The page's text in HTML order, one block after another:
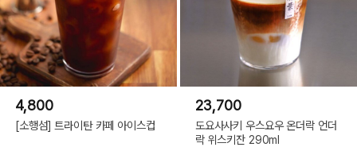
4,800
[소행섬] 트라이탄 카페 아이스컵
23,700
도요사사키 우스요우 온더락 언더
락 위스키잔 290ml